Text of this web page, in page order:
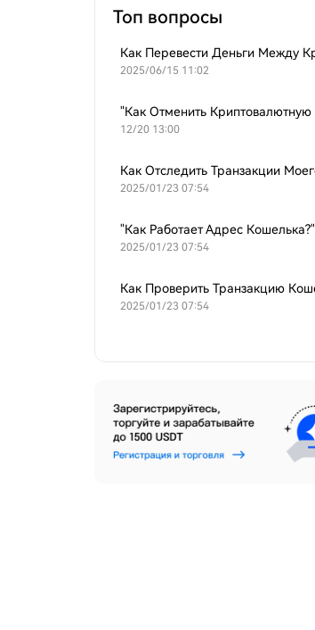
Топ вопросы
2025/06/15 11:02
"Как Отменить Криптовалютную
12/20 13:00
2025/01/23 07:54
"Как Работает Адрес Кошелька?"
2025/01/23 07:54
Как Проверить Транзакцию
2025/01/23 07:54